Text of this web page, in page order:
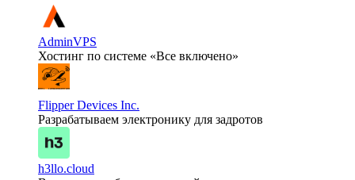
AdminVPS
Хостинг по системе «Все включено»
Flipper Devices Inc.
Разрабатываем электронику для задротов
h3llo.cloud